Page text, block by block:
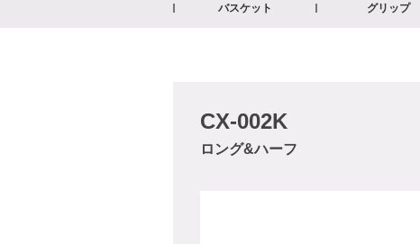
バスケット グリップ
CX-002K
ロング&ハーフ